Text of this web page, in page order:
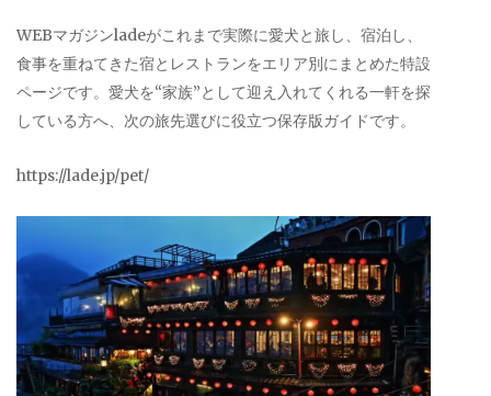
WEBマガジンladeがこれまで実際に愛犬と旅し、宿泊し、
食事を重ねてきた宿とレストランをエリア別にまとめた特設
ページです。愛犬を“家族”として迎え入れてくれる一軒を探
している方へ、次の旅先選びに役立つ保存版ガイドです。
https://lade.jp/pet/